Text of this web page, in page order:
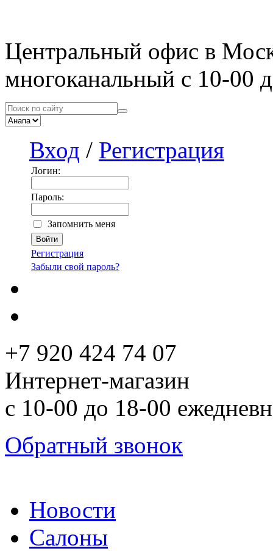
Центральный офис в
многоканальный с 10-00
Вход / Регистрация
Логин:
Пароль:
Запомнить меня
Регистрация
Забыли свой пароль?
+7 920 424 74 07
Интернет-магазин
с 10-00 до 18-00
Обратный звонок
Новости
Салоны